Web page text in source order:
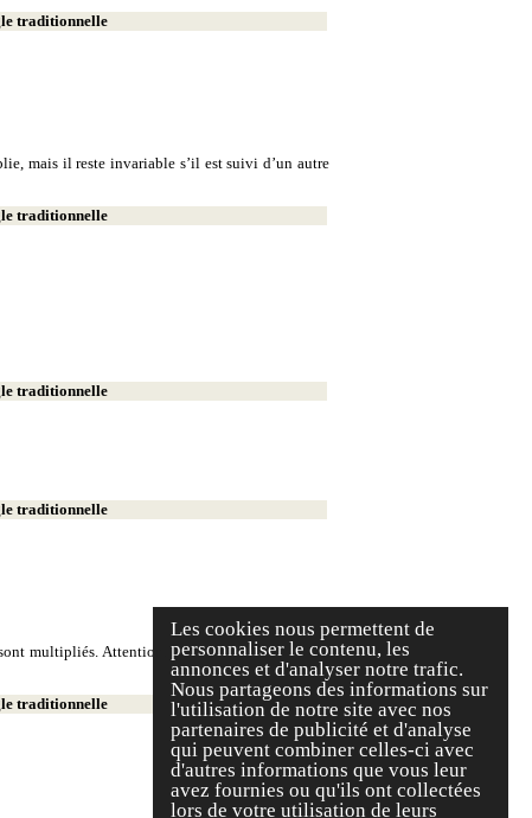
Les cookies nous permettent de
personnaliser le contenu, les
annonces et d'analyser notre trafic.
Nous partageons des informations sur
l'utilisation de notre site avec nos
partenaires de publicité et d'analyse
qui peuvent combiner celles-ci avec
d'autres informations que vous leur
avez fournies ou qu'ils ont collectées
lors de votre utilisation de leurs
traditionnelle
mais il reste invariable s’il est suivi d’un autre
traditionnelle
traditionnelle
traditionnelle
multipliés. Attention, on écrit deux milliers et
traditionnelle